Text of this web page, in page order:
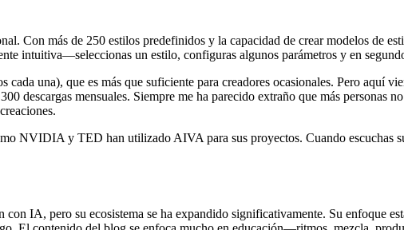
Con más de 250 estilos predefinidos y la capacidad de crear modelos de
intuitiva—seleccionas un estilo, configuras algunos parámetros y en
cada una), que es más que suficiente para creadores ocasionales. Pero aquí
descargas mensuales. Siempre me ha parecido extraño que más
NVIDIA y TED han utilizado AIVA para sus proyectos. Cuando escuchas
IA, pero su ecosistema se ha expandido significativamente. Su enfoque